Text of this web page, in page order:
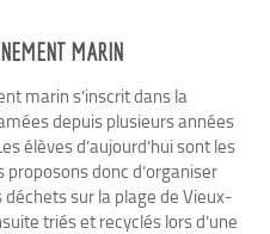
MARIN
marin s’inscrit dans la
depuis plusieurs années
élèves d’aujourd’hui sont les
donc d’organiser
sur la plage de Vieux-
triés et recyclés lors d’une